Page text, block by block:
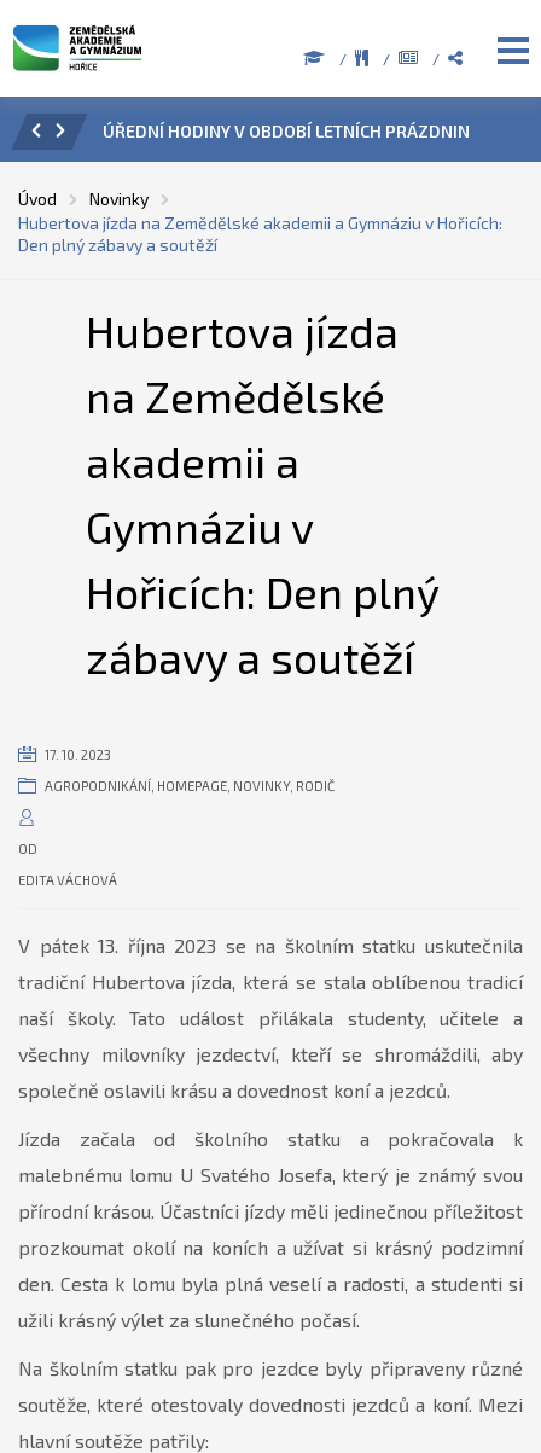
ÚŘEDNÍ HODINY V OBDOBÍ LETNÍCH PRÁZDNIN
Úvod
Novinky
Hubertova jízda na Zemědělské akademii a Gymnáziu v Hořicích:
Den plný zábavy a soutěží
Hubertova jízda
na Zemědělské
akademii a
Gymnáziu v
Hořicích: Den plný
zábavy a soutěží
17. 10. 2023
AGROPODNIKÁNÍ HOMEPAGE NOVINKY, RODIČ
OD
EDITA VÁCHOVÁ
V pátek 13. října 2023 se na školním statku uskutečnila
tradiční Hubertova jízda, která se stala oblíbenou tradicí
naší školy. Tato událost přilákala studenty, učitele a
všechny milovníky jezdectví, kteří se shromáždili, aby
společně oslavili krásu a dovednost koní a jezdců.
Jízda začala od školního statku a pokračovala k
malebnému lomu U Svatého Josefa, který je známý svou
přírodní krásou. Účastníci jízdy měli jedinečnou příležitost
prozkoumat okolí na koních a užívat si krásný podzimní
den. Cesta k lomu byla plná veselí a radosti, a studenti si
užili krásný výlet za slunečného počasí.
Na školním statku pak pro jezdce byly připraveny různé
soutěže, které otestovaly dovednosti jezdců a koní. Mezi
hlavní soutěže patřily: